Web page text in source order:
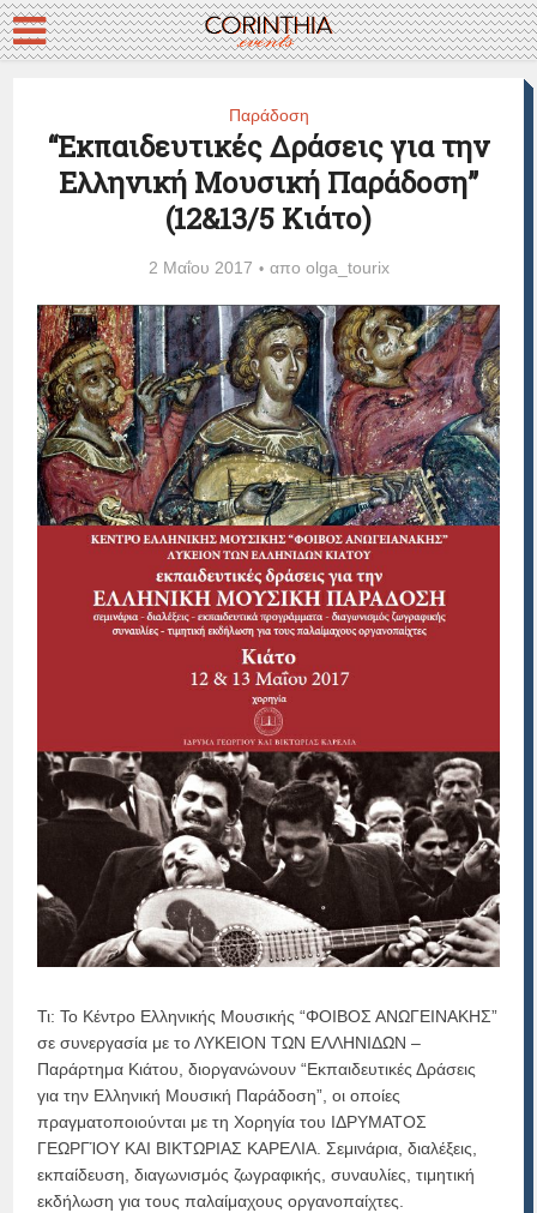
Παράδοση
“Εκπαιδευτικές Δράσεις για την
Ελληνική Μουσική Παράδοση”
(12&13/5 Κιάτο)
2 Μαΐου 2017 απο olga_tourix
Τι: Το Κέντρο Ελληνικής Μουσικής “ΦΟΙΒΟΣ ΑΝΩΓΕΙΝΑΚΗΣ”
σε συνεργασία με το ΛΥΚΕΙΟΝ ΤΩΝ ΕΛΛΗΝΙΔΩΝ –
Παράρτημα Κιάτου, διοργανώνουν “Εκπαιδευτικές Δράσεις
για την Ελληνική Μουσική Παράδοση”, οι οποίες
πραγματοποιούνται με τη Χορηγία του ΙΔΡΥΜΑΤΟΣ
ΓΕΩΡΓΊΟΥ ΚΑΙ ΒΙΚΤΩΡΙΑΣ ΚΑΡΕΛΙΑ. Σεμινάρια, διαλέξεις,
εκπαίδευση, διαγωνισμός ζωγραφικής, συναυλίες, τιμητική
εκδήλωση για τους παλαίμαχους οργανοπαίχτες.